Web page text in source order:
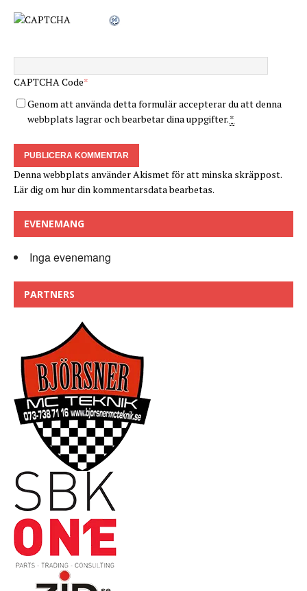
CAPTCHA Code*
Genom att använda detta formulär accepterar du att denna
webbplats lagrar och bearbetar dina uppgifter.*
Denna webbplats använder Akismet för att minska skräppost.
Lär dig om hur din kommentarsdata bearbetas.
EVENEMANG
Inga evenemang
PARTNERS